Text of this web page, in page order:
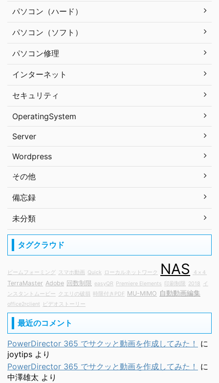
パソコン（ハード）
パソコン（ソフト）
パソコン修理
インターネット
セキュリティ
OperatingSystem
Server
Wordpress
その他
備忘録
未分類
タグクラウド
ビームフォーミング スマホ動画 Quick ローカルネットワーク NAS ４×４
TerraMaster Adobe 回数制限 easyQR Premiere Elements 印刷制限 2018
イ
ンスタントムービー
クエリの破損 時限付きPDF MU-MIMO 自動動画編集
office2rclient ビデオストーリー
最近のコメント
PowerDirector 365 でサクッと動画を作成してみた！
に
joytips より
PowerDirector 365 でサクッと動画を作成してみた！
に
中澤雄太 より